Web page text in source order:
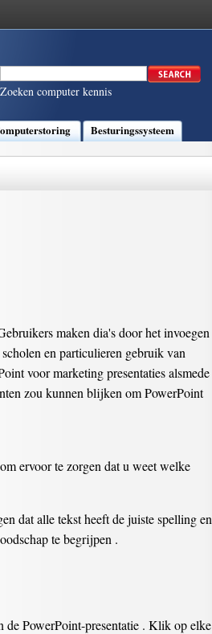
Zoeken computer kennis
Besturingssysteem
maken dia's door het invoegen
en particulieren gebruik van
voor marketing presentaties alsmede
zou kunnen blijken om PowerPoint
ervoor te zorgen dat u weet welke
dat alle tekst heeft de juiste spelling en
te begrijpen .
de PowerPoint-presentatie . Klik op elke